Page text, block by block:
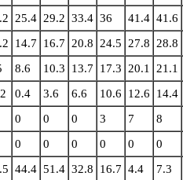
25.4 29.2 33.4 36 41.4 41.6
14.7 16.7 20.8 24.5 27.8 28.8
8.6 10.3 13.7 17.3 20.1 21.1
0.4 3.6 6.6 10.6 12.6 14.4
0 0 0 3 7 8
0 0 0 0 0 0
44.4 51.4 32.8 16.7 4.4 7.3